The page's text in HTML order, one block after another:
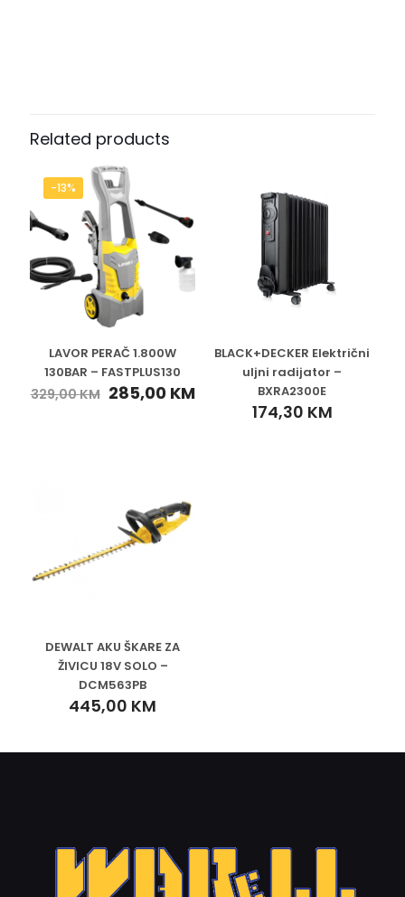
Related products
-13%
LAVOR PERAČ 1.800W
130BAR – FASTPLUS130
329,00KM 285,00 KM
BLACK+DECKER Električni
uljni radijator –
BXRA2300E
174,30 KM
DEWALT AKU ŠKARE ZA
ŽIVICU 18V SOLO –
DCM563PB
445,00 KM